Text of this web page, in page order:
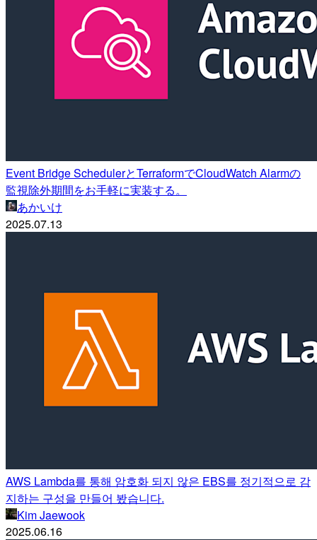
Event Bridge SchedulerとTerraformでCloudWatch Alarmの
監視除外期間をお手軽に実装する。
あかいけ
2025.07.13
AWS Lambda를 통해 암호화 되지 않은 EBS를 정기적으로 감
지하는 구성을 만들어 봤습니다.
Kim Jaewook
2025.06.16